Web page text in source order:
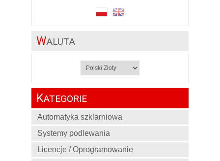
WALUTA
KATEGORIE
Automatyka szklarniowa
Systemy podlewania
Licencje / Oprogramowanie